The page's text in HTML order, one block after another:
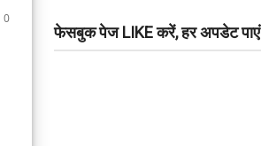
0
फेसबुक पेज LIKE करें, हर अपडेट पाएं